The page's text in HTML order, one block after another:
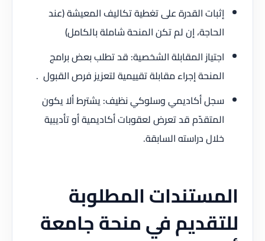
إثبات القدرة على تغطية تكاليف المعيشة (عند
الحاجة، إن لم تكن المنحة شاملة بالكامل)
اجتياز المقابلة الشخصية: قد تطلب بعض برامج
المنحة إجراء مقابلة تقييمية لتعزيز فرص القبول .
سجل أكاديمي وسلوكي نظيف: يشترط ألا يكون
المتقدّم قد تعرض لعقوبات أكاديمية أو تأديبية
خلال دراسته السابقة.
المستندات المطلوبة
للتقديم في منحة جامعة